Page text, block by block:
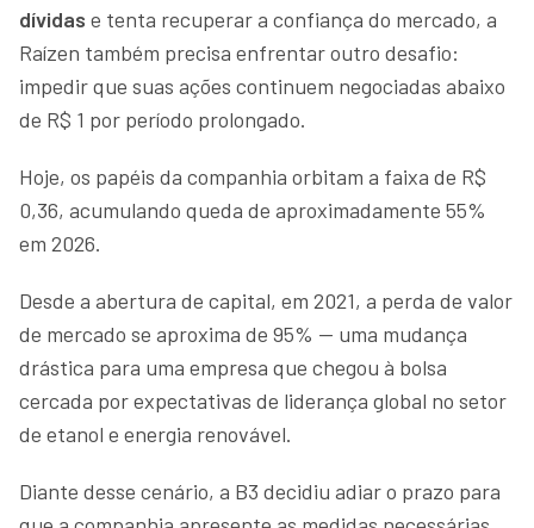
dívidas e tenta recuperar a confiança do mercado, a
Raízen também precisa enfrentar outro desafio:
impedir que suas ações continuem negociadas abaixo
de R$ 1 por período prolongado.
Hoje, os papéis da companhia orbitam a faixa de R$
0,36, acumulando queda de aproximadamente 55%
em 2026.
Desde a abertura de capital, em 2021, a perda de valor
de mercado se aproxima de 95% — uma mudança
drástica para uma empresa que chegou à bolsa
cercada por expectativas de liderança global no setor
de etanol e energia renovável.
Diante desse cenário, a B3 decidiu adiar o prazo para